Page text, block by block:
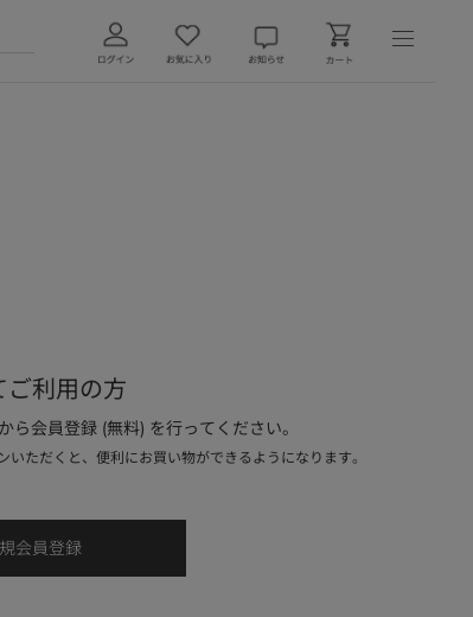
ご利用の方
会員登録 (無料) を行ってください。
ただくと、便利にお買い物ができるようになります。